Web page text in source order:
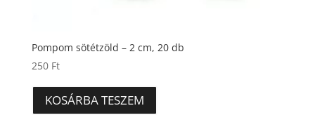
Pompom sötétzöld – 2 cm, 20 db
250 Ft
KOSÁRBA TESZEM